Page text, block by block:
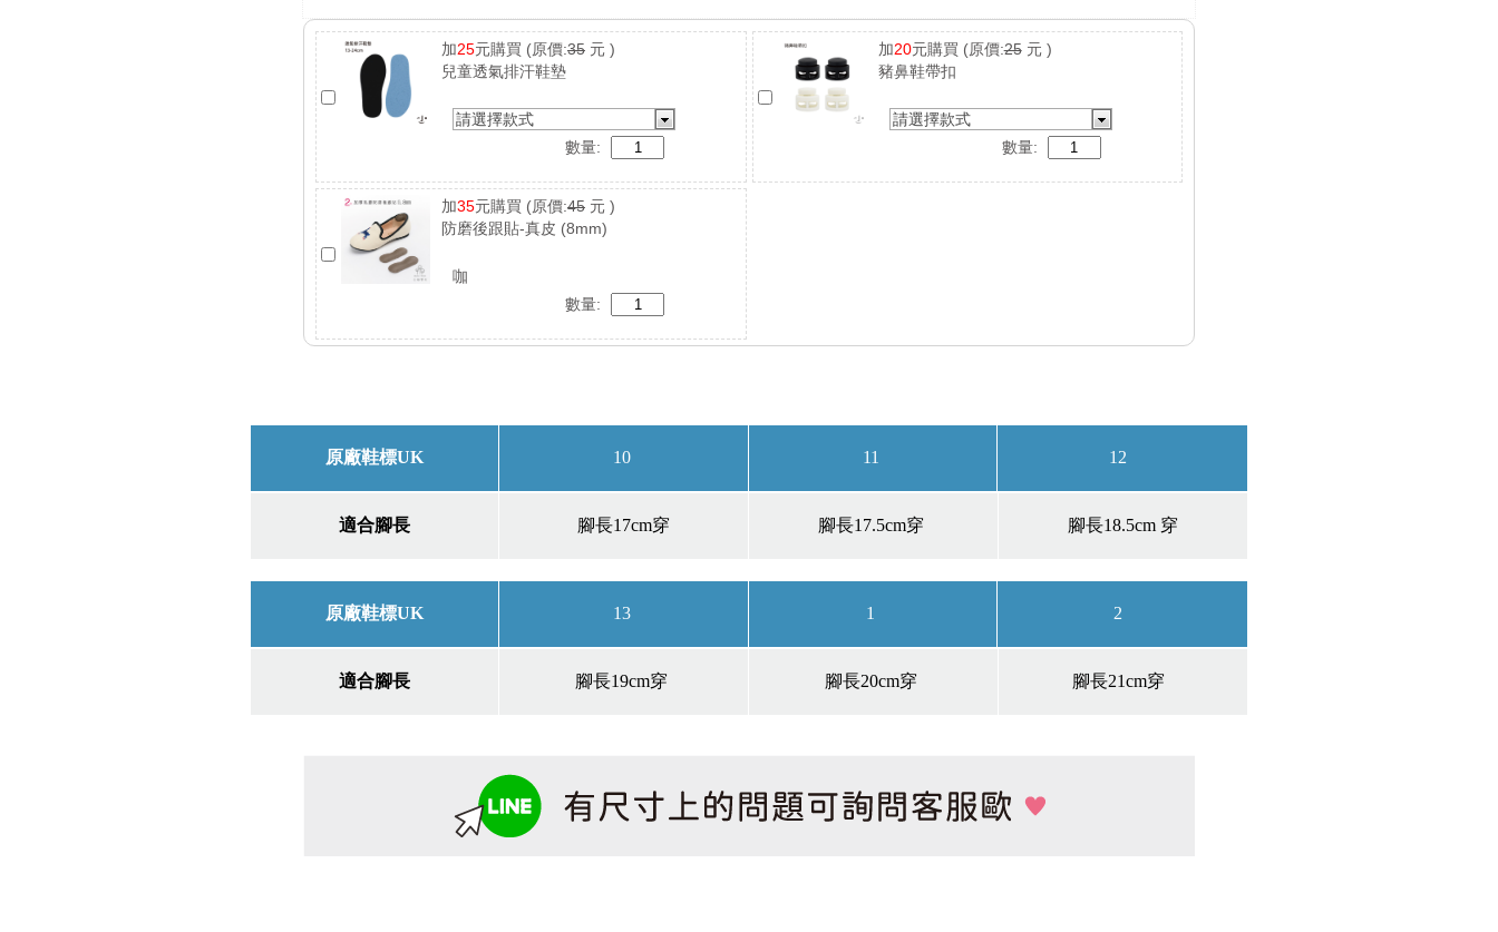
加25元購買 (原價:35 元 )
兒童透氣排汗鞋墊
請選擇款式
數量:
加20元購買 (原價:25元 )
豬鼻鞋帶扣
請選擇款式
數量:
加35元購買 (原價:45 元 )
防磨後跟貼-真皮 (8mm)
咖
數量: